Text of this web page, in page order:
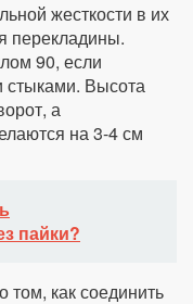
жесткости в их
перекладины.
90, если
стыками. Высота
а
на 3-4 см
пайки?
том, как соединить